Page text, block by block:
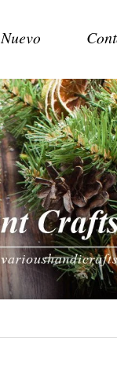
Nuevo